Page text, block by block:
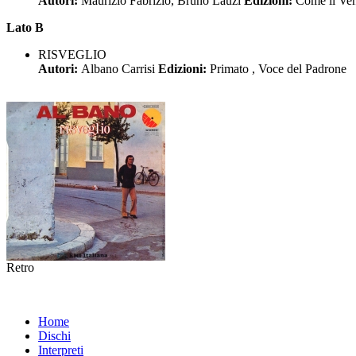
Lato B
RISVEGLIO
Autori: Albano Carrisi Edizioni: Primato , Voce del Padrone
Retro
Home
Dischi
Interpreti